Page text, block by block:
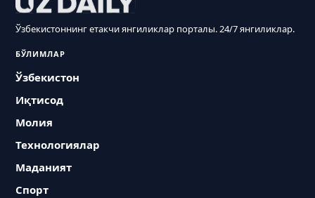
Ўзбекистоннинг етакчи янгиликлар порталы. 24/7 янгиликлар.
БЎЛИМЛАР
Ўзбекистон
Иқтисод
Молия
Технологиялар
Маданият
Спорт